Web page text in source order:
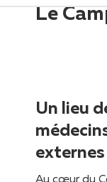
Le
Un lieu
externes
Au cœur du